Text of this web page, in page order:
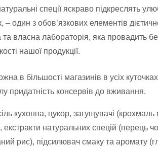
спеції яскраво підкреслять
один з обов’язкових елементів
та власна лабораторія, яка провадить
нашої продукції.
в більшості магазинів в усіх
придатність консервів до вживання.
кухонна, цукор, загущувачі
натуральних спецій (перець
рис), підсилювач смаку та аромату